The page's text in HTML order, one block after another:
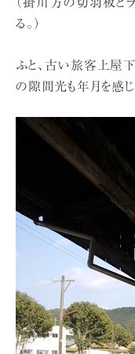
（掛川方の切羽板と
る。）
ふと、古い旅客上屋
の隙間光も年月を感じ